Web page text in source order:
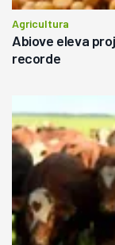
Agricultura
Abiove eleva
recorde